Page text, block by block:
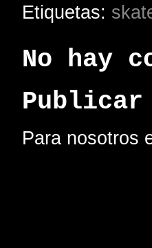
Etiquetas:
No hay
Publicar
Para nosotros